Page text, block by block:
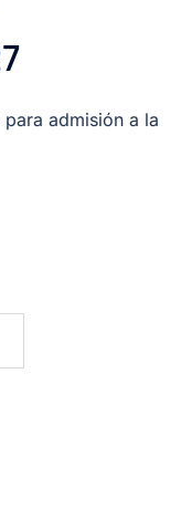
admisión a la